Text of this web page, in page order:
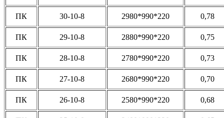
ПК 30-10-8 2980*990*220 0,78
ПК 29-10-8 2880*990*220 0,75
ПК 28-10-8 2780*990*220 0,73
ПК 27-10-8 2680*990*220 0,70
ПК 26-10-8 2580*990*220 0,68